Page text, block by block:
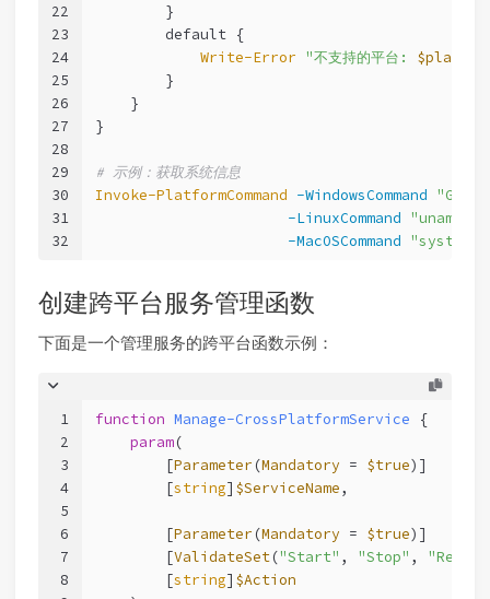
22
23
24
25
26
27
28
29
30
31
32
        }
        default {
Write-Error "不支持的平台:
        }
    }
}
# 示例：获取系统信息
Invoke-PlatformCommand -WindowsCommand "Get-
-LinuxCommand "uname -
-MacOSCommand
创建跨平台服务管理函数
下面是一个管理服务的跨平台函数示例：
1
2
3
4
5
6
7
8
function Manage-CrossPlatformService {
param(
        [
Parameter (Mandatory = $true)]
        [
string] $ServiceName,
        [
Parameter (Mandatory = $true)]
        [
ValidateSet("Start" , "Stop" ,
        [
string] $Action